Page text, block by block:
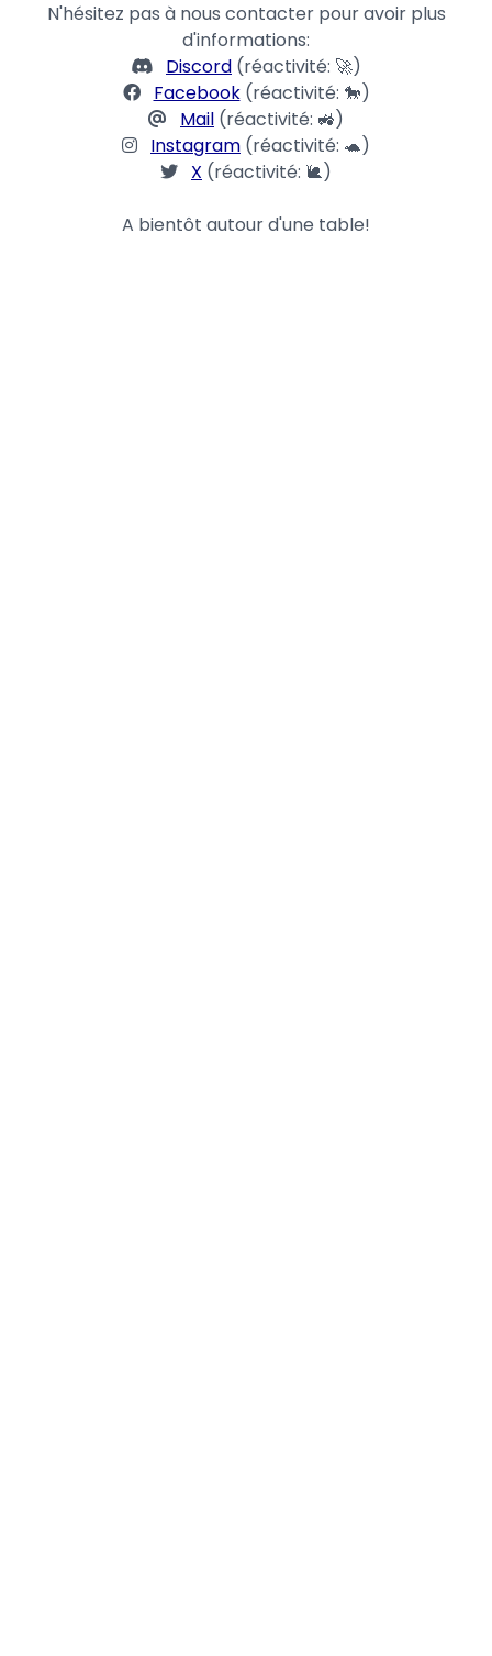
N'hésitez pas à nous contacter pour avoir plus
d'informations:
Discord (réactivité: 🚀)
Facebook(réactivité: 🐎)
Mail (réactivité: 🚜)
Instagram (réactivité: 🐢)
X (réactivité: 🐌)
A bientôt autour d'une table!